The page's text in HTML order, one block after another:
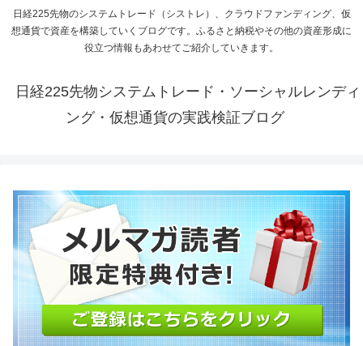
日経225先物のシステムトレード（シストレ）、クラウドファンディング、仮
想通貨で資産を構築していくブログです。ふるさと納税やその他の資産形成に
役立つ情報もあわせてご紹介していきます。
日経225先物システムトレード・ソーシャルレンディ
ング・仮想通貨の実践検証ブログ